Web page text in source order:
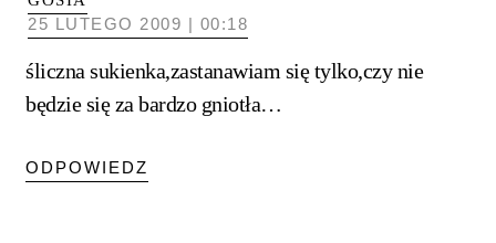
25 LUTEGO 2009 | 00:18
śliczna sukienka,zastanawiam się tylko,czy nie
będzie się za bardzo gniotła…
ODPOWIEDZ